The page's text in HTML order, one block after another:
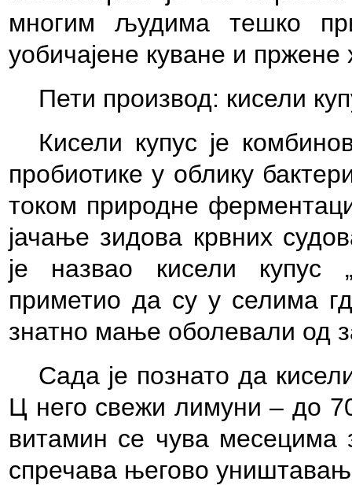
многим људима тешко
уобичајене куване и пржене
Пети производ: кисели
Кисели купус је
пробиотике у облику
током природне
јачање зидова крвних
је назвао кисели купус
приметио да су у селима
знатно мање оболевали од
Сада је познато да
Ц него свежи лимуни – до
витамин се чува месецима
спречава његово